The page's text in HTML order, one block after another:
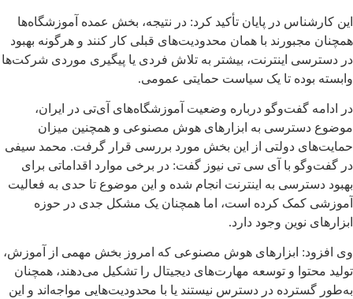
این کارشناس در پایان تأکید کرد: در نتیجه، بخش عمده آموزشگاه‌ها
همچنان مجبورند با همان محدودیت‌های قبلی کار کنند و هرگونه بهبود
در دسترسی اینترنت، بیشتر به تلاش فردی یا پیگیری موردی شرکت‌ها
وابسته بوده تا یک سیاست حمایتی عمومی.
در ادامه گفت‌وگو درباره وضعیت آموزشگاه‌های آی‌تی در ایران،
موضوع دسترسی به ابزارهای هوش مصنوعی و همچنین میزان
حمایت‌های دولتی از این بخش مورد بررسی قرار گرفت. محمد سیفی
در گفت‌وگو با آی سی تی نیوز گفت: در برخی موارد اقداماتی برای
بهبود دسترسی به اینترنت انجام شده و این موضوع تا حدی به فعالیت
آموزشی کمک کرده است، اما همچنان یک مشکل جدی در حوزه
ابزارهای نوین وجود دارد.
وی افزود: ابزارهای هوش مصنوعی که امروز بخش مهمی از آموزش،
تولید محتوا و توسعه مهارت‌های دیجیتال را تشکیل می‌دهند، همچنان
به‌طور گسترده در دسترس نیستند یا با محدودیت‌هایی مواجه‌اند و این